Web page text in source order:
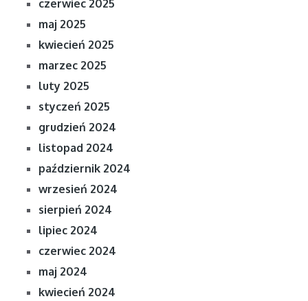
czerwiec 2025
maj 2025
kwiecień 2025
marzec 2025
luty 2025
styczeń 2025
grudzień 2024
listopad 2024
październik 2024
wrzesień 2024
sierpień 2024
lipiec 2024
czerwiec 2024
maj 2024
kwiecień 2024